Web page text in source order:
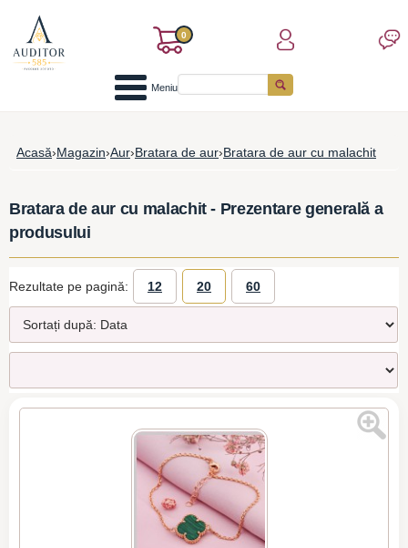
0
Meniu
Acasă›Magazin›Aur›Bratara de aur›Bratara de aur cu malachit
Bratara de aur cu malachit - Prezentare generală a
produsului
Rezultate pe pagină: 12 20 60